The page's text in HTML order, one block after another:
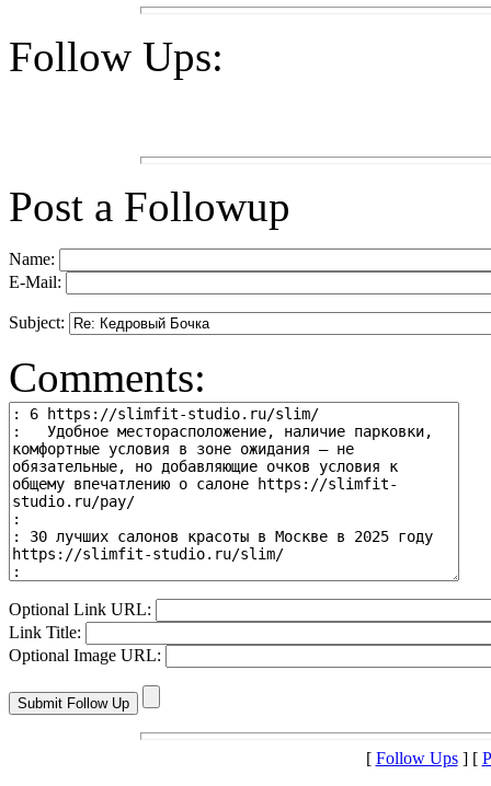
Follow Ups:
Post a Followup
Name:
E-Mail:
Subject:
Comments:
Optional Link URL:
Link Title:
Optional Image URL:
[ Follow Ups] [